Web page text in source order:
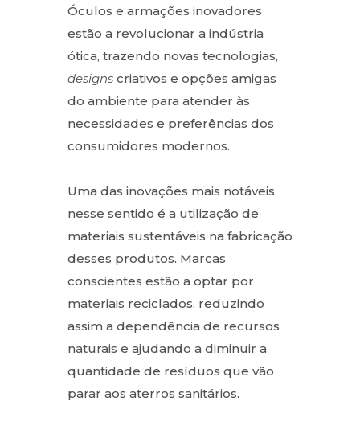
Óculos e armações inovadores
estão a revolucionar a indústria
ótica, trazendo novas tecnologias,
designs criativos e opções amigas
do ambiente para atender às
necessidades e preferências dos
consumidores modernos.
Uma das inovações mais notáveis
nesse sentido é a utilização de
materiais sustentáveis na fabricação
desses produtos. Marcas
conscientes estão a optar por
materiais reciclados, reduzindo
assim a dependência de recursos
naturais e ajudando a diminuir a
quantidade de resíduos que vão
parar aos aterros sanitários.